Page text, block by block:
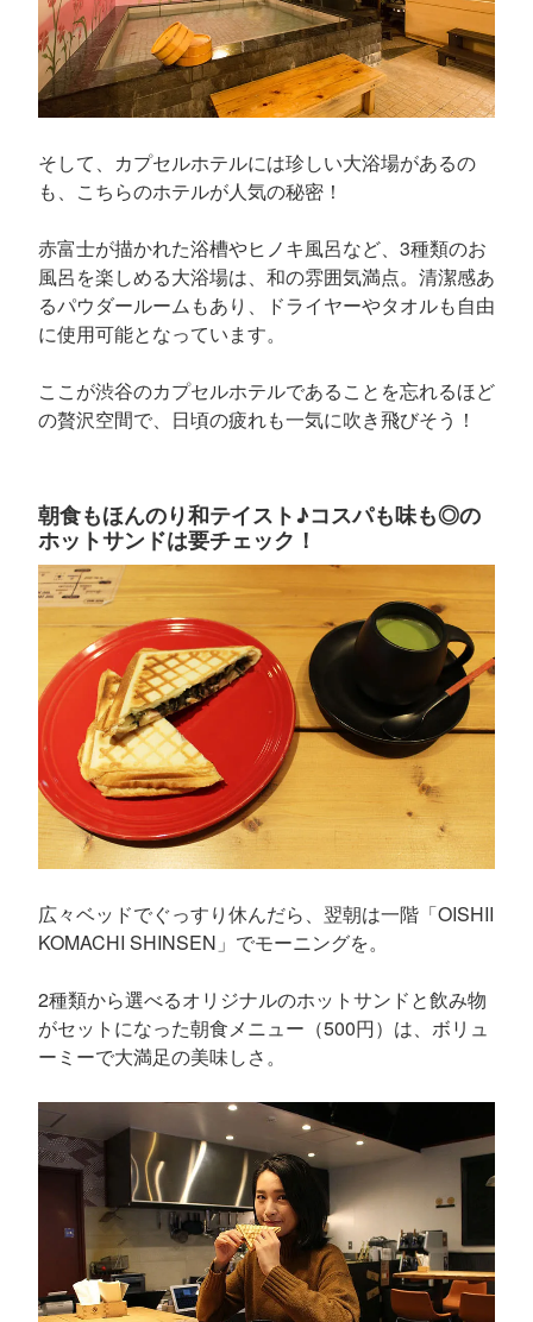
そして、カプセルホテルには珍しい大浴場があるの
も、こちらのホテルが人気の秘密！
赤富士が描かれた浴槽やヒノキ風呂など、3種類のお
風呂を楽しめる大浴場は、和の雰囲気満点。清潔感あ
るパウダールームもあり、ドライヤーやタオルも自由
に使用可能となっています。
ここが渋谷のカプセルホテルであることを忘れるほど
の贅沢空間で、日頃の疲れも一気に吹き飛びそう！
朝食もほんのり和テイスト♪コスパも味も◎の
ホットサンドは要チェック！
広々ベッドでぐっすり休んだら、翌朝は一階「OISHII
KOMACHI SHINSEN」でモーニングを。
2種類から選べるオリジナルのホットサンドと飲み物
がセットになった朝食メニュー（500円）は、ボリュ
ーミーで大満足の美味しさ。